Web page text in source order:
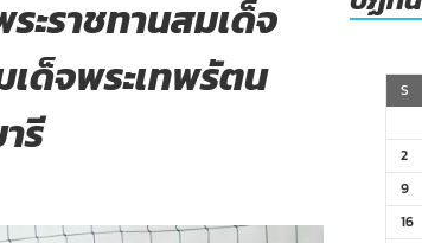
ะราชทานสมเด็จ
เด็จพระเทพรัตน
รี
S
2
9
16